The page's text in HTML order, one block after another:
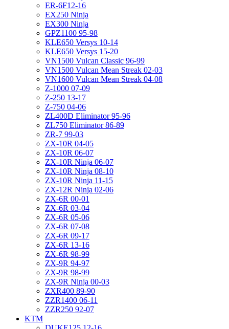
ER-6F12-16
EX250 Ninja
EX300 Ninja
GPZ1100 95-98
KLE650 Versys 10-14
KLE650 Versys 15-20
VN1500 Vulcan Classic 96-99
VN1500 Vulcan Mean Streak 02-03
VN1600 Vulcan Mean Streak 04-08
Z-1000 07-09
Z-250 13-17
Z-750 04-06
ZL400D Eliminator 95-96
ZL750 Eliminator 86-89
ZR-7 99-03
ZX-10R 04-05
ZX-10R 06-07
ZX-10R Ninja 06-07
ZX-10R Ninja 08-10
ZX-10R Ninja 11-15
ZX-12R Ninja 02-06
ZX-6R 00-01
ZX-6R 03-04
ZX-6R 05-06
ZX-6R 07-08
ZX-6R 09-17
ZX-6R 13-16
ZX-6R 98-99
ZX-9R 94-97
ZX-9R 98-99
ZX-9R Ninja 00-03
ZXR400 89-90
ZZR1400 06-11
ZZR250 92-07
KTM